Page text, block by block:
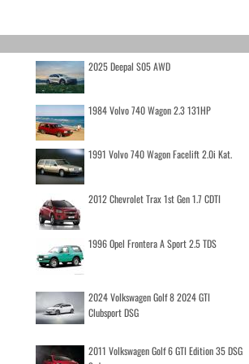
2025 Deepal S05 AWD
1984 Volvo 740 Wagon 2.3 131HP
1991 Volvo 740 Wagon Facelift 2.0i Kat.
2012 Chevrolet Trax 1st Gen 1.7 CDTI
1996 Opel Frontera A Sport 2.5 TDS
2024 Volkswagen Golf 8 2024 GTI
Clubsport DSG
2011 Volkswagen Golf 6 GTI Edition 35 DSG